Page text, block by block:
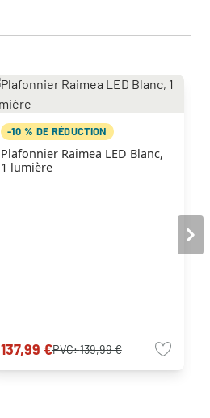
-10 % DE RÉDUCTION
Plafonnier Raimea LED Blanc,
1 lumière
137,99 €PVC:139,99 €